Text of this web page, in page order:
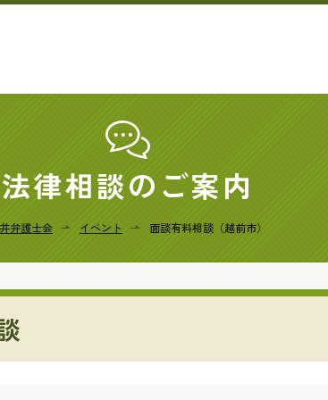
法律相談のご案内
弁護士会 イベント 面談有料相談（越前市）